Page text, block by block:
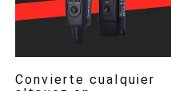
Convierte cualquier